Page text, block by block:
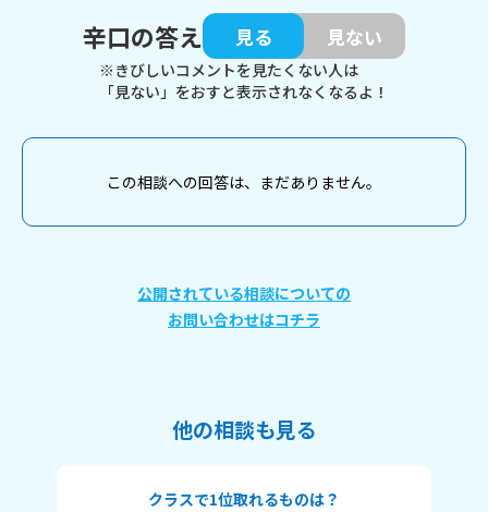
辛口の答え
見る 見ない
※きびしいコメントを見たくない人は
「見ない」をおすと表示されなくなるよ！
この相談への回答は、まだありません。
公開されている相談についての
お問い合わせはコチラ
他の相談も見る
クラスで1位取れるものは？